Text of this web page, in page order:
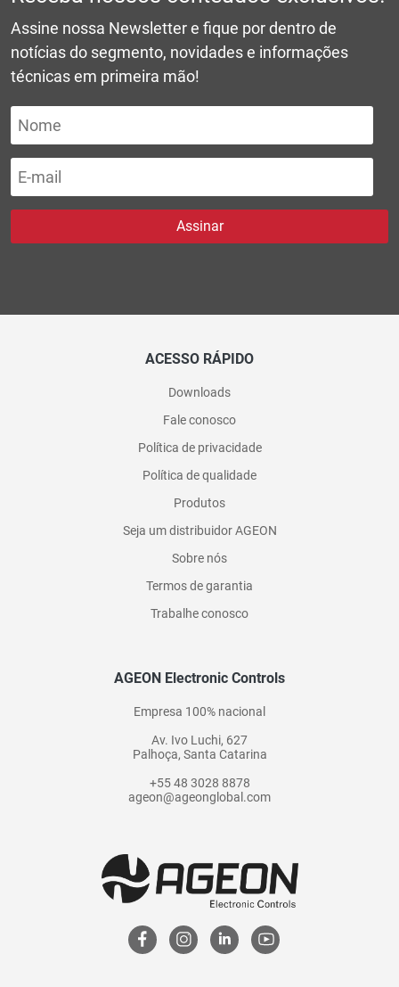
Assine nossa Newsletter e fique por dentro de
notícias do segmento, novidades e informações
técnicas em primeira mão!
ACESSO RÁPIDO
Downloads
Fale conosco
Política de privacidade
Política de qualidade
Produtos
Seja um distribuidor AGEON
Sobre nós
Termos de garantia
Trabalhe conosco
AGEON Electronic Controls
Empresa 100% nacional
Av. Ivo Luchi, 627
Palhoça, Santa Catarina
+55 48 3028 8878
ageon@ageonglobal.com